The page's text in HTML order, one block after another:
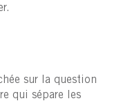
sur la question
qui sépare les